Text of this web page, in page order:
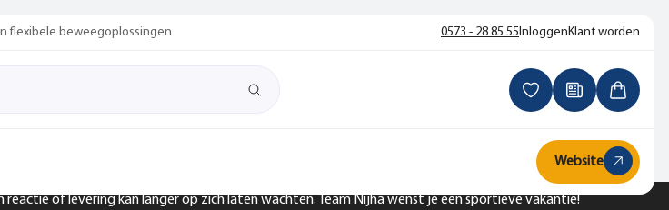
of levering kan langer op zich laten wachten. Team Nijha wenst je een sportieve vakantie!
flexibele beweegoplossingen 0573 - 28 85 55InloggenKlant worden
Website